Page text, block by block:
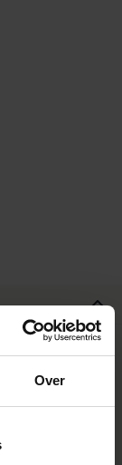
Over
Heren
Heren Pyjama